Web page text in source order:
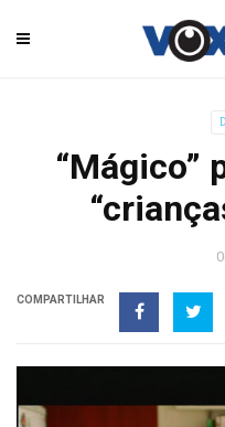
“Mágico”
COMPARTILHAR